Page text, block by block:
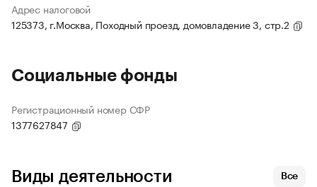
Адрес налоговой
125373, г.Москва, Походный проезд, домовладение 3, стр.2
Социальные фонды
Регистрационный номер СФР
1377627847
Виды деятельности Все